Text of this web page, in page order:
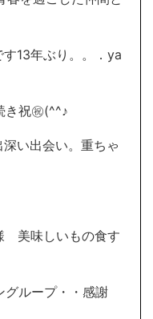
13年ぶり。。．ya
き祝㊗(^^♪
い出会い。重ちゃ
美味しいもの食す
グループ・・感謝